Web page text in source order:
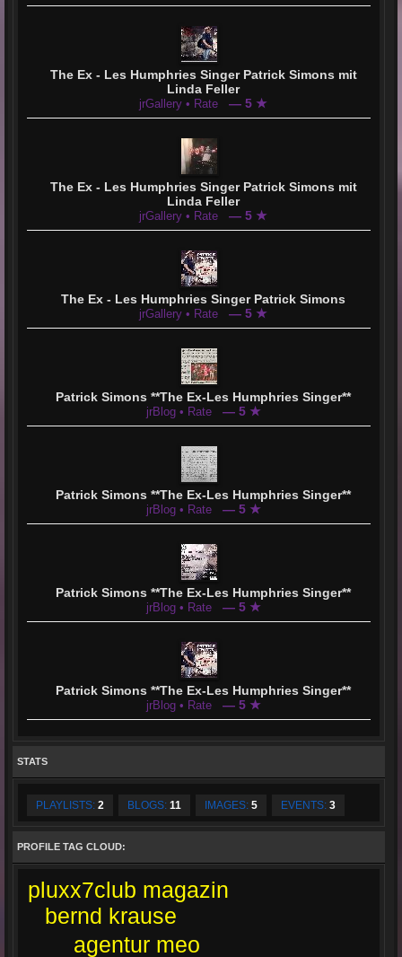
The Ex - Les Humphries Singer Patrick Simons mit
Linda Feller
jrGallery • Rate — 5 ★
The Ex - Les Humphries Singer Patrick Simons mit
Linda Feller
jrGallery • Rate — 5 ★
The Ex - Les Humphries Singer Patrick Simons
jrGallery • Rate — 5 ★
Patrick Simons **The Ex-Les Humphries Singer**
jrBlog • Rate — 5 ★
Patrick Simons **The Ex-Les Humphries Singer**
jrBlog • Rate — 5 ★
Patrick Simons **The Ex-Les Humphries Singer**
jrBlog • Rate — 5 ★
Patrick Simons **The Ex-Les Humphries Singer**
jrBlog • Rate — 5 ★
STATS
PLAYLISTS: 2 BLOGS: 11 IMAGES: 5 EVENTS: 3
PROFILE TAG CLOUD:
agentur meo
bernd krause
pluxx7club magazin